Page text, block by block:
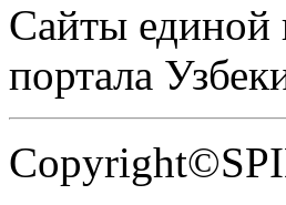
Сайты единой
портала